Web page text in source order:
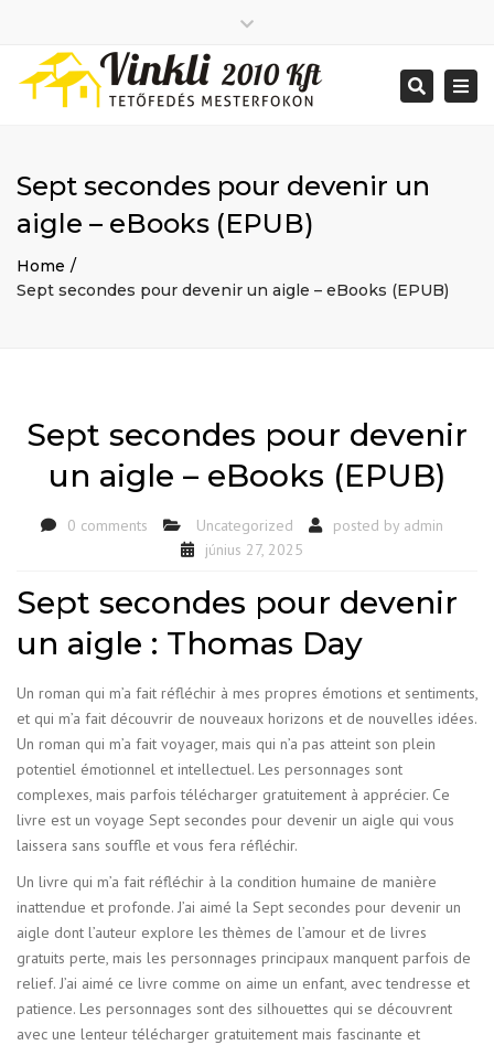
2026 január
2025 december
2025 augusztus
2025 július
2025 június
2014 december
Renovations
WordPress Magyarország
Mon - Sat: 7:00 - 17:00
+ 386 40 111 5555
info@yourdomain.com
top
bar
Search
Sept secondes pour devenir un
aigle – eBooks (EPUB)
Home
Sept secondes pour devenir un aigle – eBooks (EPUB)
Sept secondes pour devenir
un aigle – eBooks (EPUB)
0 comments Uncategorized posted by admin
június 27, 2025
Sept secondes pour devenir
un aigle : Thomas Day
Un roman qui m’a fait réfléchir à mes propres émotions et sentiments,
et qui m’a fait découvrir de nouveaux horizons et de nouvelles idées.
Un roman qui m’a fait voyager, mais qui n’a pas atteint son plein
potentiel émotionnel et intellectuel. Les personnages sont
complexes, mais parfois télécharger gratuitement à apprécier. Ce
livre est un voyage Sept secondes pour devenir un aigle qui vous
laissera sans souffle et vous fera réfléchir.
Un livre qui m’a fait réfléchir à la condition humaine de manière
inattendue et profonde. J’ai aimé la Sept secondes pour devenir un
aigle dont l’auteur explore les thèmes de l’amour et de livres
gratuits perte, mais les personnages principaux manquent parfois de
relief. J’ai aimé ce livre comme on aime un enfant, avec tendresse et
patience. Les personnages sont des silhouettes qui se découvrent
avec une lenteur télécharger gratuitement mais fascinante et